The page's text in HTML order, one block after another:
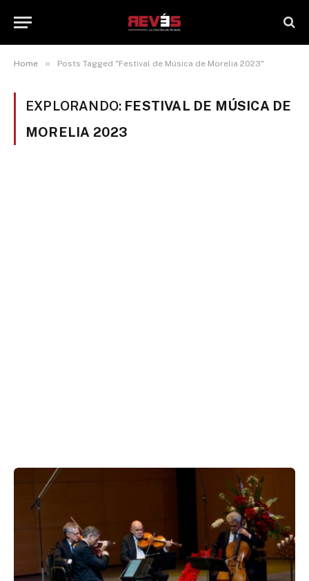
Home » Posts Tagged "Festival de Música de Morelia 2023"
EXPLORANDO: FESTIVAL DE MÚSICA DE
MORELIA 2023